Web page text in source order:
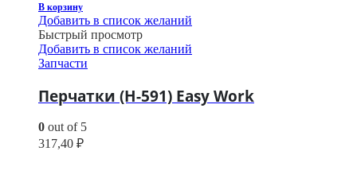
В корзину
Добавить в список желаний
Быстрый просмотр
Добавить в список желаний
Запчасти
Перчатки (H-591) Easy Work
0 out of 5
317,40 ₽